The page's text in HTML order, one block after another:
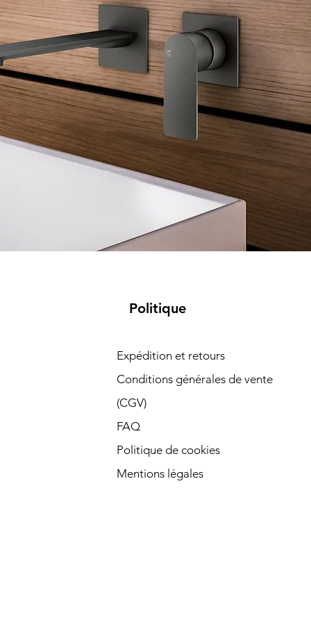
Politique
Expédition et retours
Conditions générales de vente
(CGV)
FAQ
Politique de cookies
Mentions légales